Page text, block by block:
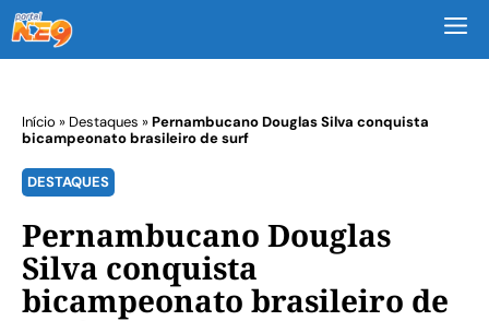
Início » Destaques »Pernambucano Douglas Silva conquista
bicampeonato brasileiro de surf
DESTAQUES
Pernambucano Douglas
Silva conquista
bicampeonato brasileiro de